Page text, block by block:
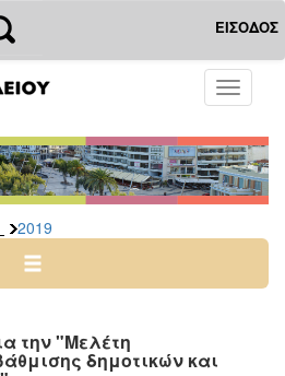
ΕΙΣΟΔΟΣ
Toggle
2019
την "Μελέτη
δημοτικών και